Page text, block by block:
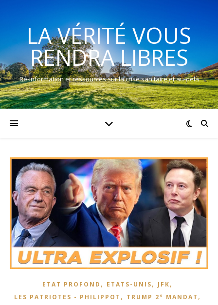
LA VÉRITÉ VOUS
RENDRA LIBRES
Ré-information et ressources sur la crise sanitaire et au-delà
ETAT PROFOND , ETATS-UNIS, JFK,
LES PATRIOTES - PHILIPPOT , TRUMP 2° MANDAT ,